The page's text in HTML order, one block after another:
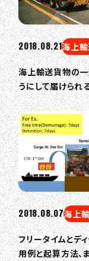
2018.08.21海上
海上輸送貨物の一
うにして届けられ
2018.08.07海上
フリータイムとデ
用例と起算方法、